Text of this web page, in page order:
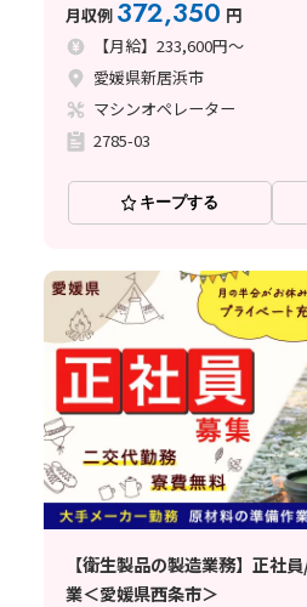
月収例 372,350 円
【月給】233,600円～
愛媛県新居浜市
マシンオペレーター
2785-03
キープする
【衛生製品の製造業務】正社
業＜愛媛県西条市＞